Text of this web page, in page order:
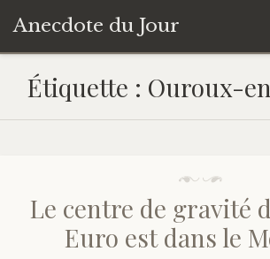
Anecdote du Jour
Accéder
au
contenu
Accueil
Livres de Culture Générale
À propos
Étiquette : Ouroux-
Le centre de gravité
Euro est dans le